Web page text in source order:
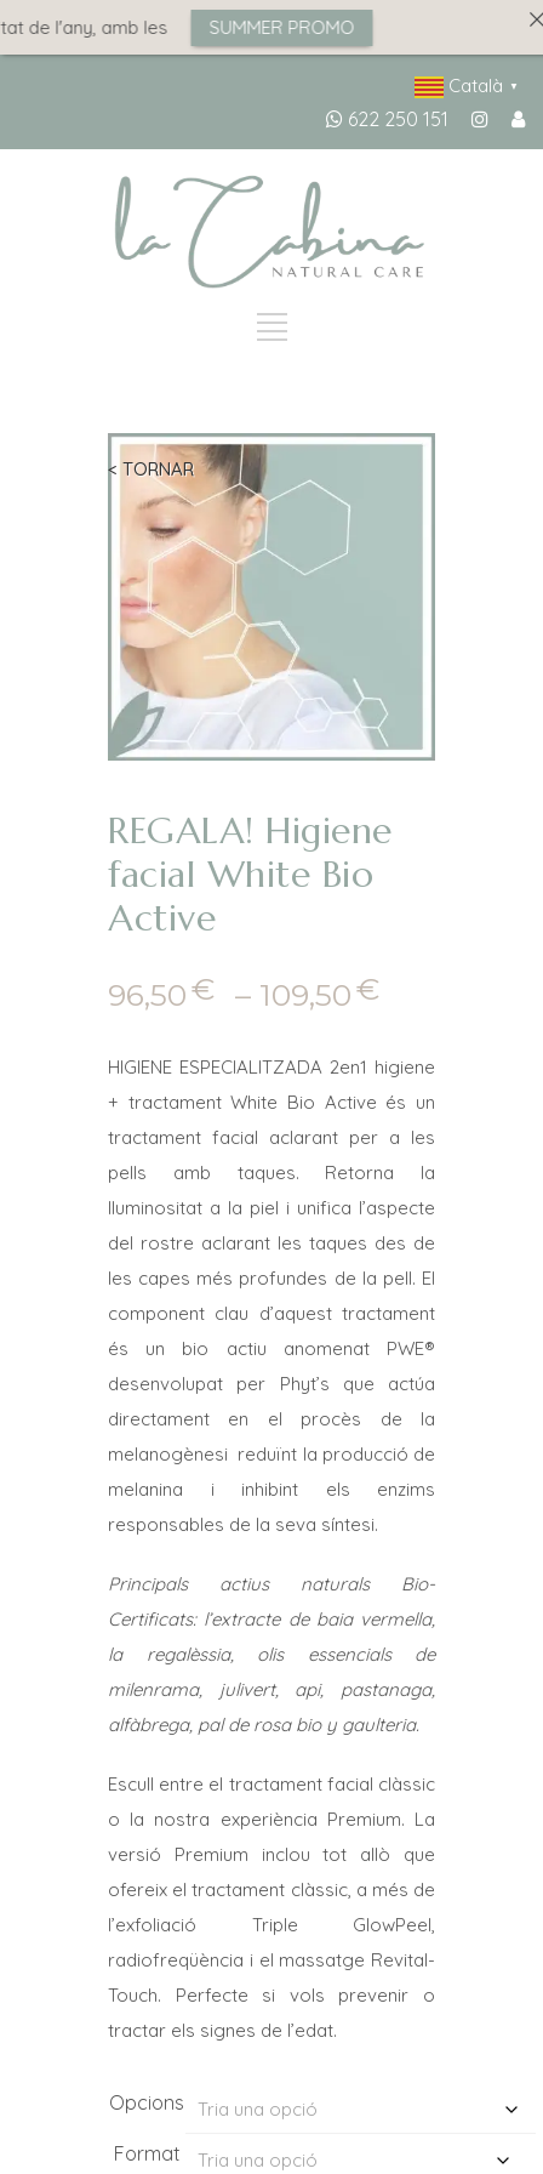
Català ▼
622 250 151
REGALA! Higiene
facial White Bio
Active
96,50€ – 109,50€
preus:
96,50€
a
109,50€
HIGIENE ESPECIALITZADA 2en1 higiene
+ tractament White Bio Active és un
tractament facial aclarant per a les
pells amb taques. Retorna la
lluminositat a la piel i unifica l’aspecte
del rostre aclarant les taques des de
les capes més profundes de la pell. El
component clau d’aquest tractament
és un bio actiu anomenat PWE®
desenvolupat per Phyt’s que actúa
directament en el procès de la
melanogènesi reduïnt la producció de
melanina i inhibint els enzims
responsables de la seva síntesi.
Principals actius naturals Bio-
Certificats: l’extracte de baia vermella,
la regalèssia, olis essencials de
milenrama, julivert, api, pastanaga,
alfàbrega, pal de rosa bio y gaulteria.
Escull entre el tractament facial clàssic
o la nostra experiència Premium. La
versió Premium inclou tot allò que
ofereix el tractament clàssic, a més de
l’exfoliació Triple GlowPeel,
radiofreqüència i el massatge Revital-
Touch. Perfecte si vols prevenir o
tractar els signes de l’edat.
Opcions
Format
< TORNAR
de l'any, amb les SUMMER PROMO